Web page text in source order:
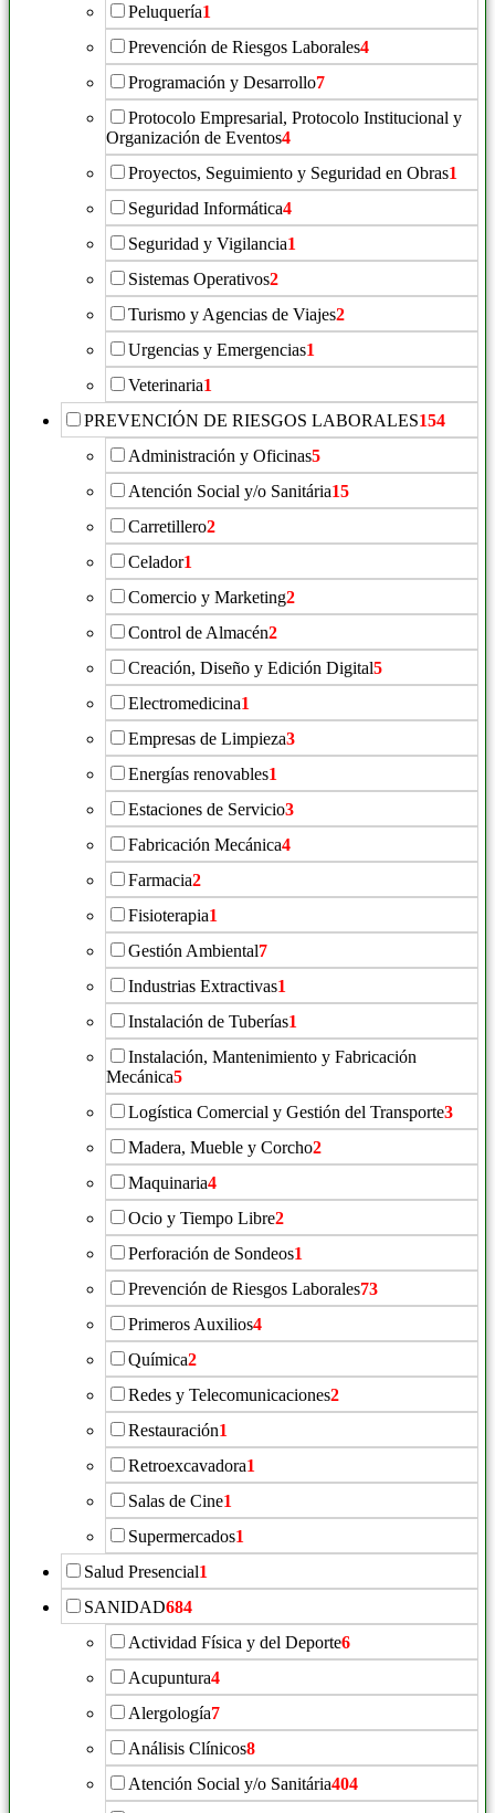
Peluquería1
Prevención de Riesgos Laborales4
Programación y Desarrollo7
Protocolo Empresarial, Protocolo Institucional y
Organización de Eventos4
Proyectos, Seguimiento y Seguridad en Obras1
Seguridad Informática4
Seguridad y Vigilancia1
Sistemas Operativos2
Turismo y Agencias de Viajes2
Urgencias y Emergencias1
Veterinaria1
PREVENCIÓN DE RIESGOS LABORALES154
Administración y Oficinas5
Atención Social y/o Sanitária15
Carretillero2
Celador1
Comercio y Marketing2
Control de Almacén2
Creación, Diseño y Edición Digital5
Electromedicina1
Empresas de Limpieza3
Energías renovables1
Estaciones de Servicio3
Fabricación Mecánica4
Farmacia2
Fisioterapia1
Gestión Ambiental7
Industrias Extractivas1
Instalación de Tuberías1
Instalación, Mantenimiento y Fabricación
Mecánica5
Logística Comercial y Gestión del Transporte3
Madera, Mueble y Corcho2
Maquinaria4
Ocio y Tiempo Libre2
Perforación de Sondeos1
Prevención de Riesgos Laborales73
Primeros Auxilios4
Química2
Redes y Telecomunicaciones2
Restauración1
Retroexcavadora1
Salas de Cine1
Supermercados1
Salud Presencial1
SANIDAD684
Actividad Física y del Deporte6
Acupuntura4
Alergología7
Análisis Clínicos8
Atención Social y/o Sanitária404